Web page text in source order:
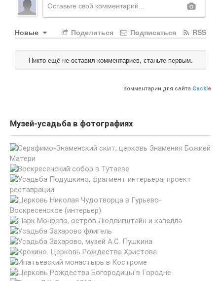
Новые RSS
Подписаться
Поделиться
Никто ещё не оставил комментариев, станьте первым.
Комментарии для сайта Cackl e
Музей-усадьба в фотографиях